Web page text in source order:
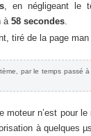
, en négligeant le
à 58 secondes.
tiré de la page
par le temps passé à
n’est pour le
à quelques